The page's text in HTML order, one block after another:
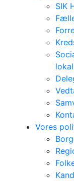
SIK
Vores